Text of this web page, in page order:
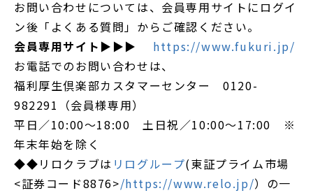
お問い合わせについては、会員専用サイトにログイ
ン後「よくある質問」からご確認ください。
会員専用サイト ▶▶▶ https://www.fukuri.jp/
お電話でのお問い合わせは、
福利厚生倶楽部カスタマーセンター 0120-
982291（会員様専用）
平日／10:00～18:00 土日祝／10:00～17:00 ※
年末年始を除く
◆◆リロクラブは リログループ(東証プライム市場
<証券コード8876>/https://www.relo.jp/）の一